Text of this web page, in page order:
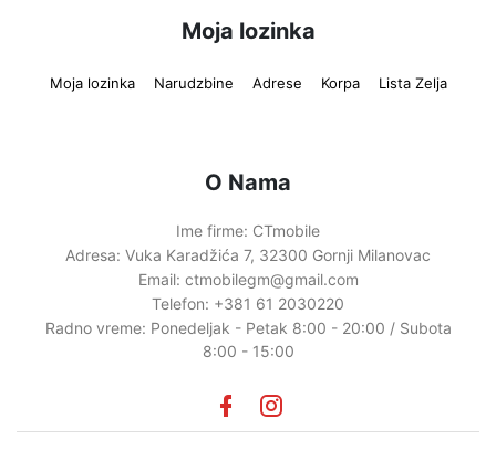
Moja lozinka
Moja lozinka Narudzbine Adrese Korpa Lista Zelja
O Nama
Ime firme: CTmobile
Adresa: Vuka Karadžića 7, 32300 Gornji Milanovac
Email: ctmobilegm@gmail.com
Telefon: +381 61 2030220
Radno vreme: Ponedeljak - Petak 8:00 - 20:00 / Subota
8:00 - 15:00
Facebook
instagram